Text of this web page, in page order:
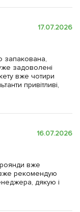
17.07.2026
запакована,
задоволені
вже чотири
привітливі,
16.07.2026
вже
рекомендую
дякую і